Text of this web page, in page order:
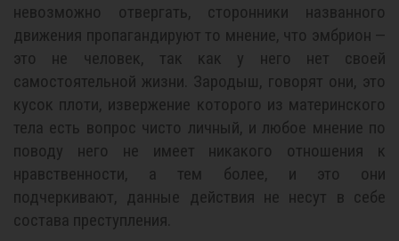
невозможно отвергать, сторонники названного
движения пропагандируют то мнение, что эмбрион —
это не человек, так как у него нет своей
самостоятельной жизни. Зародыш, говорят они, это
кусок плоти, извержение которого из материнского
тела есть вопрос чисто личный, и любое мнение по
поводу него не имеет никакого отношения к
нравственности, а тем более, и это они
подчеркивают, данные действия не несут в себе
состава преступления.